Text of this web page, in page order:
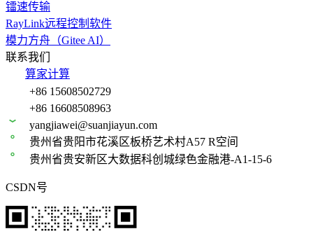
镭速传输
RayLink远程控制软件
模力方舟（Gitee AI）
联系我们
算家计算
+86 15608502729
+86 16608508963
yangjiawei@suanjiayun.com
贵州省贵阳市花溪区板桥艺术村A57 R空间
贵州省贵安新区大数据科创城绿色金融港-A1-15-6
CSDN号